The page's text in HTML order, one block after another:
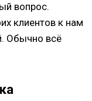
вопрос.
клиентов к нам
Обычно всё